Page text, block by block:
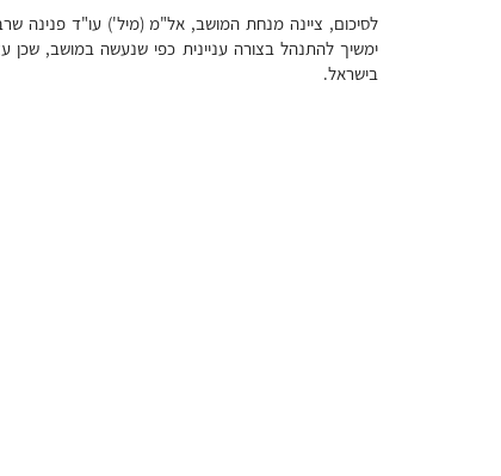
לסיכום, ציינה מנחת המושב, אל"מ (מיל') עו"ד פנינה
ימשיך להתנהל בצורה עניינית כפי שנעשה במושב, שכן
בישראל.